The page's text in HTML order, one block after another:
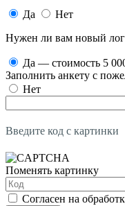
Да
Нет
Нужен ли вам новый
Да — стоимость 5
Заполнить анкету с
Нет
Введите код с картинки
Поменять картинку
Согласен на